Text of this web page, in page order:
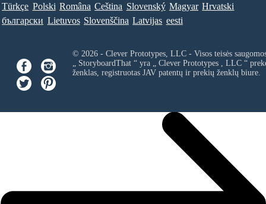
Türkçe Polski Româna Ceština Slovenský Magyar Hrvatski
български Lietuvos Slovenščina Latvijas eesti
© 2026 - Clever Prototypes, LLC - Visos teisės
„ StoryboardThat “ yra „ Clever Prototypes , LLC“
ženklas, registruotas JAV patentų ir prekių ženklų biure.